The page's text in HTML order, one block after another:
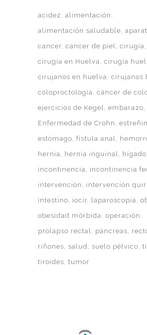
acidez alimentación
alimentación saludable
cancer cancer de piel cirugía
cirugía en Huelva cirugía
cirujanos en huelva cirujanos
coloproctología cáncer de
ejercicios de Kegel embarazo
Enfermedad de Crohn
estómago fístula anal
hernia
hernia inguinal
hígado
incontinencia
incontinencia
intervención
intervención
intestino
iocir laparoscopia
obesidad mórbida operación
prolapso rectal
páncreas
riñones
salud suelo pélvico
tiroides tumor